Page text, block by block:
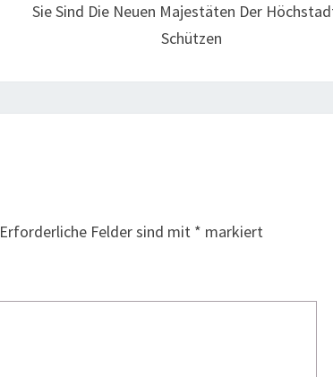
Sie Sind Die Neuen Majestäten Der
Schützen
Erforderliche Felder sind mit * markiert